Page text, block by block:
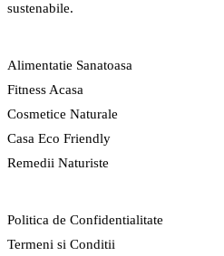
sustenabile.
Alimentatie Sanatoasa
Fitness Acasa
Cosmetice Naturale
Casa Eco Friendly
Remedii Naturiste
Politica de Confidentialitate
Termeni si Conditii